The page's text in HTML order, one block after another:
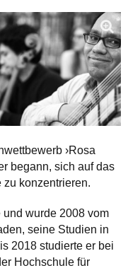
›Rosa
begann, sich auf das
konzentrieren.
wurde 2008 vom
seine Studien in
2018 studierte er bei
Hochschule für